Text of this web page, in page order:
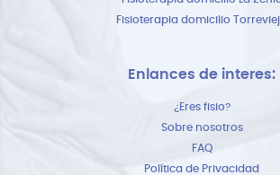
Fisioterapia domicilio
Enlances de interes:
¿Eres fisio?
Sobre nosotros
FAQ
Política de Privacidad